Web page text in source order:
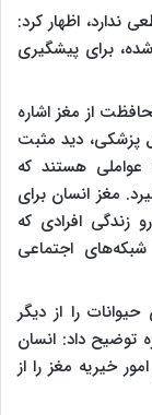
ندارد، اظهار کرد:
برای پیشگیری
از مغز اشاره
پزشکی، دید مثبت
هستند که
مغز انسان برای
زندگی افرادی که
شبکه‌های اجتماعی
را از دیگر
توضیح داد: انسان
خیریه مغز را از